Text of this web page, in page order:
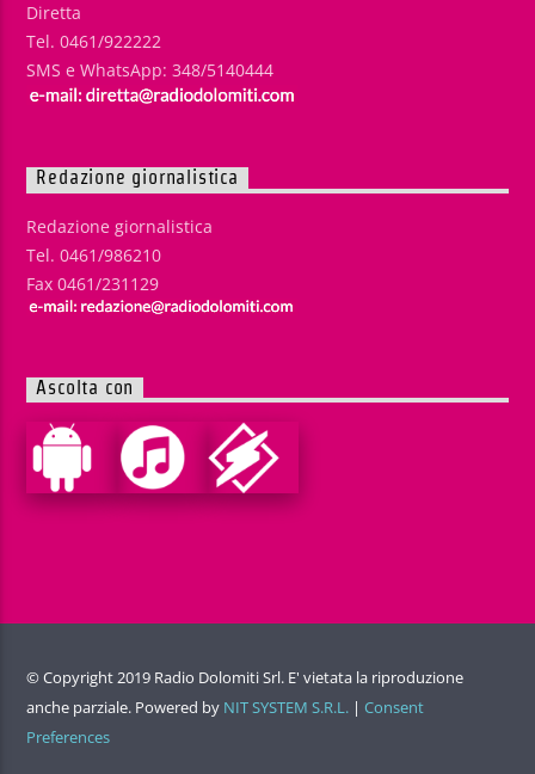
Diretta
Tel. 0461/922222
SMS e WhatsApp: 348/5140444
Redazione giornalistica
Redazione giornalistica
Tel. 0461/986210
Fax 0461/231129
Ascolta con
© Copyright 2019 Radio Dolomiti Srl. E' vietata la riproduzione
anche parziale. Powered by NIT SYSTEM S.R.L. | Consent
Preferences